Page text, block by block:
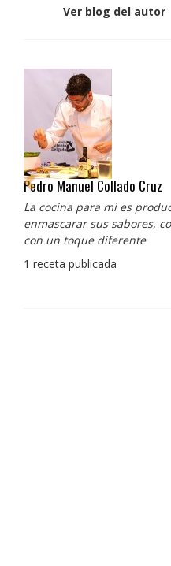
Ver blog del autor
Pedro Manuel Collado Cruz
La cocina para mi es
enmascarar sus sabores,
con un toque diferente
1 receta publicada